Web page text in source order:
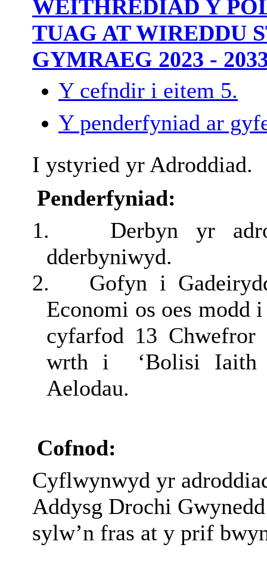
WEITHREDIAD Y
TUAG AT WIREDDU
GYMRAEG 2023 -
Y cefndir i eitem 5.
Y penderfyniad ar
I ystyried yr Adroddiad.
Penderfyniad:
1.
Derbyn yr
dderbyniwyd.
2.
Gofyn i
Economi os oes modd
cyfarfod 13 Chwefror
wrth i
‘Bolisi
Aelodau.
Cofnod:
Cyflwynwyd yr
Addysg Drochi
sylw’n fras at y prif